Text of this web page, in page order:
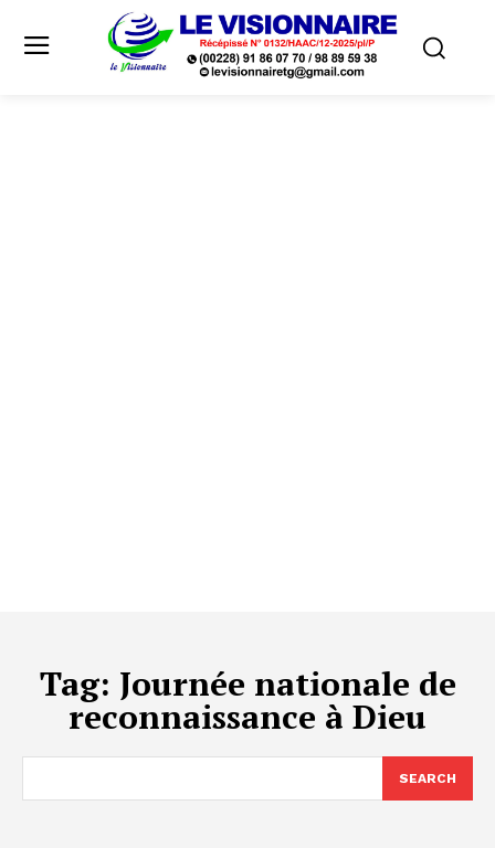
Tag: Journée nationale de
reconnaissance à Dieu
SEARCH